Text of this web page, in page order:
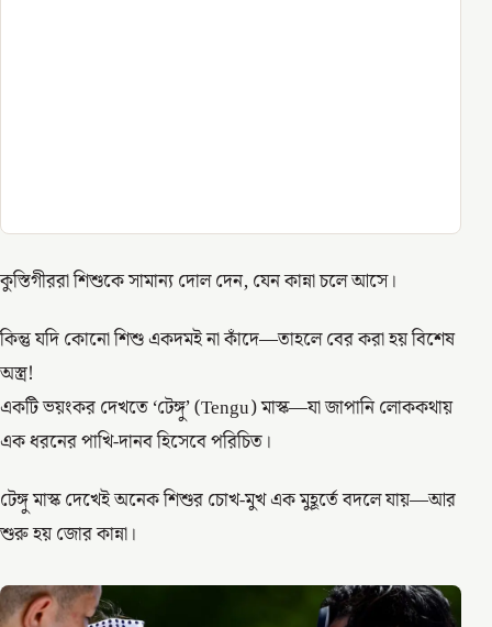
কুস্তিগীররা শিশুকে সামান্য দোল দেন, যেন কান্না চলে আসে।
কিন্তু যদি কোনো শিশু একদমই না কাঁদে—তাহলে বের করা হয় বিশেষ
অস্ত্র!
একটি ভয়ংকর দেখতে ‘টেঙ্গু’ (Tengu) মাস্ক—যা জাপানি লোককথায়
এক ধরনের পাখি-দানব হিসেবে পরিচিত।
টেঙ্গু মাস্ক দেখেই অনেক শিশুর চোখ-মুখ এক মুহূর্তে বদলে যায়—আর
শুরু হয় জোর কান্না।